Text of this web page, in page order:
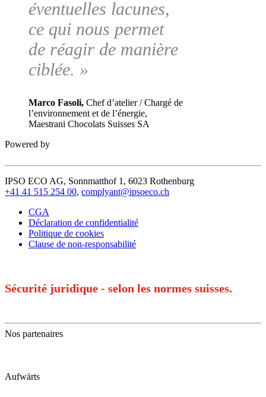
éventuelles lacunes,
ce qui nous permet
de réagir de manière
ciblée. »
Marco Fasoli, Chef d’atelier / Chargé de
l’environnement et de l’énergie,
Maestrani Chocolats Suisses SA
Powered by
IPSO ECO AG, Sonnmatthof 1, 6023 Rothenburg
+41 41 515 254 00, complyant@ipsoeco.ch
CGA
Déclaration de confidentialité
Politique de cookies
Clause de non-responsabilité
Sécurité juridique - selon les normes suisses.
Nos partenaires
Aufwärts